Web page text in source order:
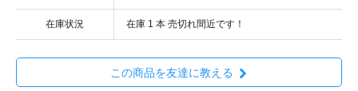
在庫状況 在庫 1 本 売切れ間近です！
この商品を友達に教える